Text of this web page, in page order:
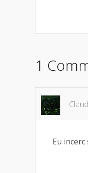
1
Eu